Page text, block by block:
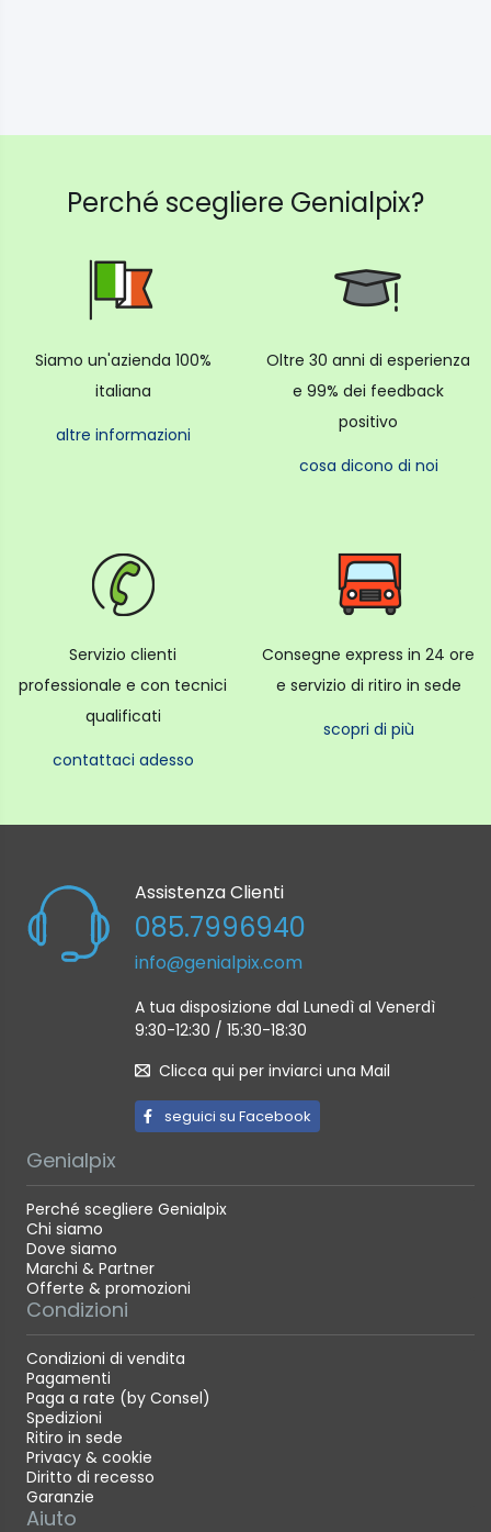
Perché scegliere Genialpix?
Siamo un'azienda 100%
italiana
altre informazioni
Oltre 30 anni di esperienza
e 99% dei feedback
positivo
cosa dicono di noi
Servizio clienti
professionale e con tecnici
qualificati
contattaci adesso
Consegne express in 24 ore
e servizio di ritiro in sede
scopri di più
Assistenza Clienti
085.7996940
info@genialpix.com
A tua disposizione dal Lunedì al Venerdì
9:30-12:30 / 15:30-18:30
Clicca qui per inviarci una Mail
seguici su Facebook
Genialpix
Perché scegliere Genialpix
Chi siamo
Dove siamo
Marchi & Partner
Offerte & promozioni
Condizioni
Condizioni di vendita
Pagamenti
Paga a rate (by Consel)
Spedizioni
Ritiro in sede
Privacy & cookie
Diritto di recesso
Garanzie
Aiuto